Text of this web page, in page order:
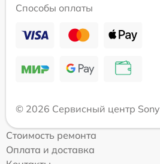
Способы оплаты
© 2026 Сервисный центр Sony
Стоимость ремонта
Оплата и доставка